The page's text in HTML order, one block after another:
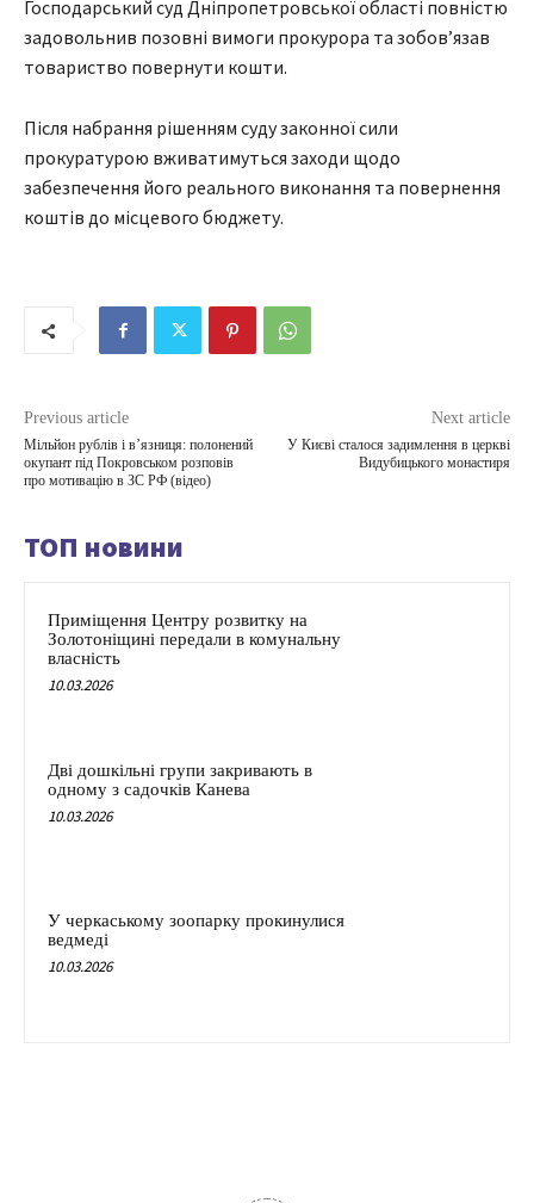
Господарський суд Дніпропетровської області повністю
задовольнив позовні вимоги прокурора та зобов’язав
товариство повернути кошти.
Після набрання рішенням суду законної сили
прокуратурою вживатимуться заходи щодо
забезпечення його реального виконання та повернення
коштів до місцевого бюджету.
Previous article
Мільйон рублів і в’язниця: полонений
окупант під Покровськом розповів
про мотивацію в ЗС РФ (відео)
Next article
У Києві сталося задимлення в церкві
Видубицького монастиря
ТОП новини
Приміщення Центру розвитку на
Золотоніщині передали в комунальну
власність
10.03.2026
Дві дошкільні групи закривають в
одному з садочків Канева
10.03.2026
У черкаському зоопарку прокинулися
ведмеді
10.03.2026